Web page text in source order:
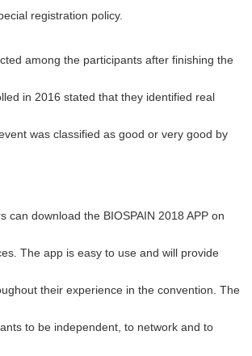
registration policy.
among the participants after finishing the
in 2016 stated that they identified real
was classified as good or very good by
can download the BIOSPAIN 2018 APP on
The app is easy to use and will provide
their experience in the convention. The
to be independent, to network and to